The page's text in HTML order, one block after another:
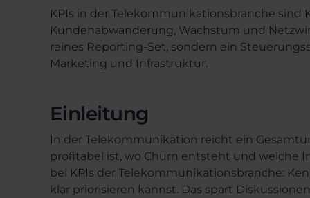
KPIs in der Telekommunikationsbranche sind
Kundenabwanderung, Wachstum und
reines Reporting-Set, sondern ein
Marketing und Infrastruktur.
Einleitung
In der Telekommunikation reicht ein
profitabel ist, wo Churn entsteht und welche
bei KPIs der Telekommunikationsbranche:
klar priorisieren kannst. Das spart